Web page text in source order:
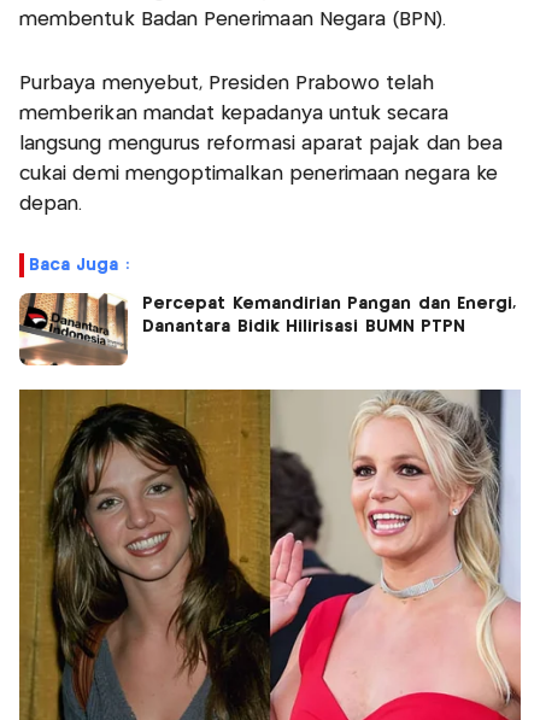
membentuk Badan Penerimaan Negara (BPN).
Purbaya menyebut, Presiden Prabowo telah
memberikan mandat kepadanya untuk secara
langsung mengurus reformasi aparat pajak dan bea
cukai demi mengoptimalkan penerimaan negara ke
depan.
Baca Juga :
Percepat Kemandirian Pangan dan Energi,
Danantara Bidik Hilirisasi BUMN PTPN